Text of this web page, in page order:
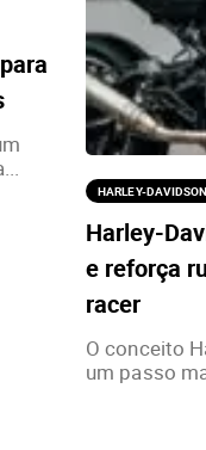
HARLEY-DAVIDSON
Harley-
e reforça
racer
O conceito
um passo